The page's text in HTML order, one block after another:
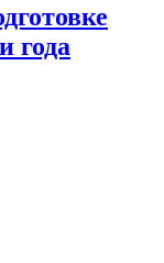
года